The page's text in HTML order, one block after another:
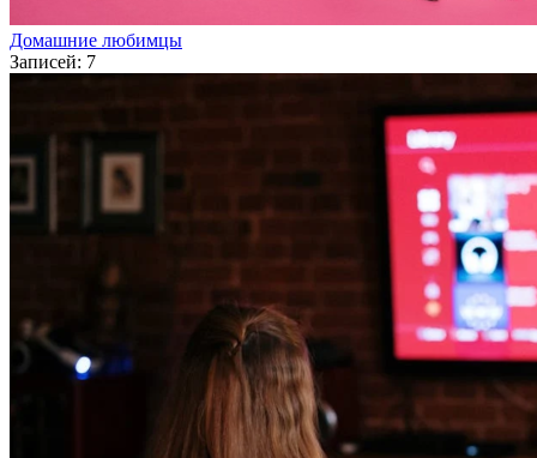
Домашние любимцы
Записей: 7